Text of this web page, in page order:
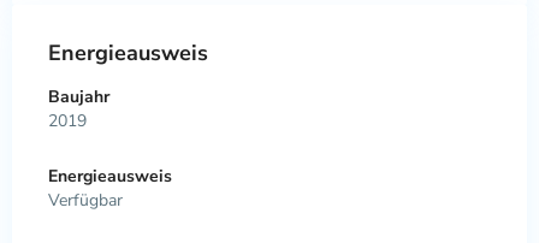
Energieausweis
Baujahr
2019
Energieausweis
Verfügbar